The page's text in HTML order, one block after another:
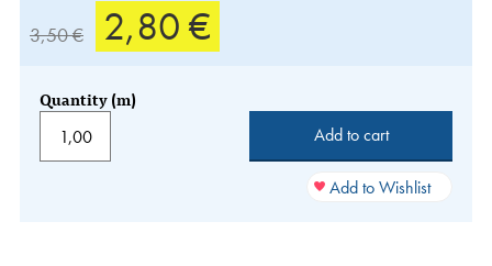
3,50 € 2,80 €
Quantity (m)
Add to Wishlist